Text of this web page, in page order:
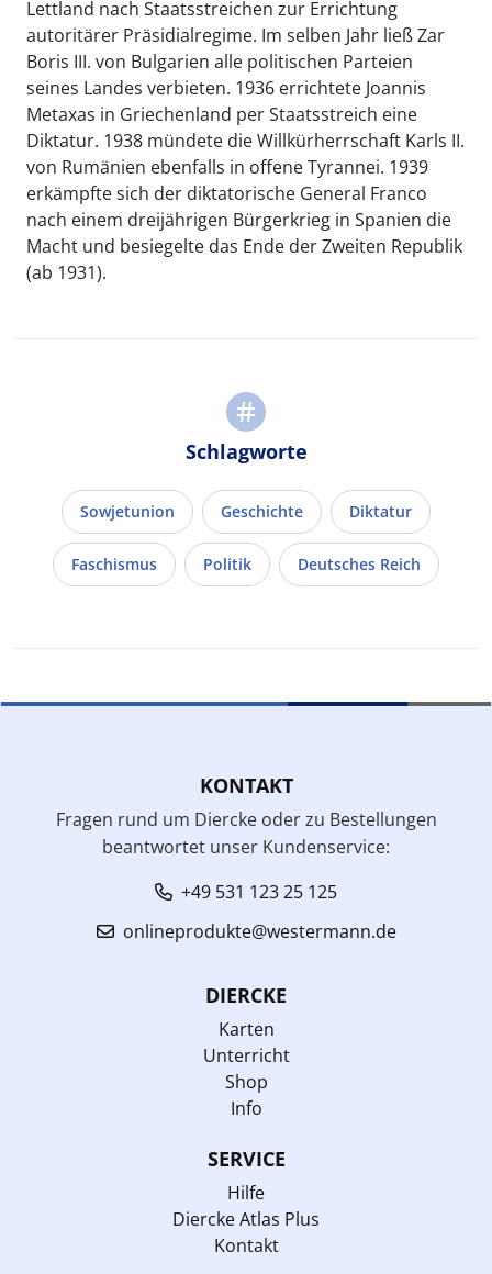
Lettland nach Staatsstreichen zur Errichtung
autoritärer Präsidialregime. Im selben Jahr ließ Zar
Boris III. von Bulgarien alle politischen Parteien
seines Landes verbieten. 1936 errichtete Joannis
Metaxas in Griechenland per Staatsstreich eine
Diktatur. 1938 mündete die Willkürherrschaft Karls II.
von Rumänien ebenfalls in offene Tyrannei. 1939
erkämpfte sich der diktatorische General Franco
nach einem dreijährigen Bürgerkrieg in Spanien die
Macht und besiegelte das Ende der Zweiten Republik
(ab 1931).
Schlagworte
Sowjetunion Geschichte Diktatur
Faschismus Politik Deutsches Reich
KONTAKT
Fragen rund um Diercke oder zu Bestellungen
beantwortet unser Kundenservice:
+49 531 123 25 125
onlineprodukte@westermann.de
DIERCKE
Karten
Unterricht
Shop
Info
SERVICE
Hilfe
Diercke Atlas Plus
Kontakt